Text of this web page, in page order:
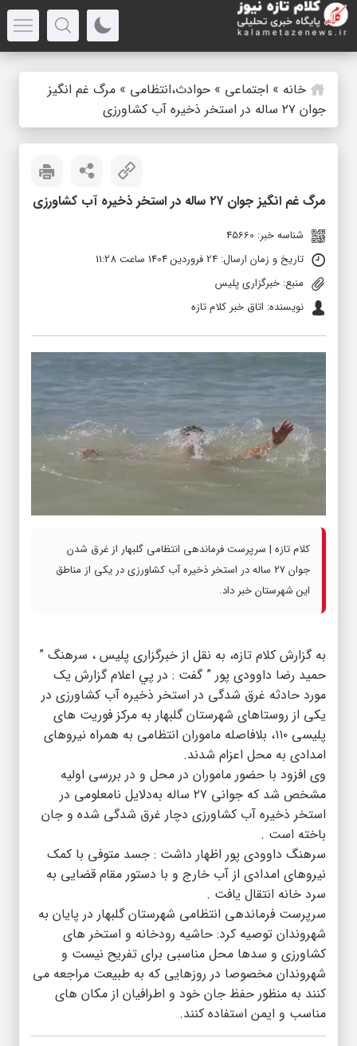
خانه » اجتماعی » حوادث،انتظامی » مرگ غم انگیز
جوان ۲۷ ساله در استخر ذخیره آب کشاورزی
مرگ غم انگیز جوان ۲۷ ساله در استخر ذخیره آب کشاورزی
شناسه خبر: 45660
تاریخ و زمان ارسال: 24 فروردین 1404 ساعت 11:28
منبع: خبرگزاری پلیس
نویسنده: اتاق خبر کلام تازه
کلام تازه | سرپرست فرماندهی انتظامی گلبهار از غرق شدن
جوان ۲۷ ساله در استخر ذخیره آب کشاورزی در یکی از مناطق
این شهرستان خبر داد.
به گزارش کلام تازه، به نقل از خبرگزاری پلیس ، سرهنگ ”
حمید رضا داوودی پور ” گفت : در پي اعلام گزارش یک
مورد حادثه غرق شدگی در استخر ذخیره آب کشاورزی در
یکی از روستاهای شهرستان گلبهار به مرکز فوریت های
پلیسی ۱۱۰، بلافاصله ماموران انتظامی به همراه نیروهای
امدادی به محل اعزام شدند.
وی افزود با حضور ماموران در محل و در بررسی اولیه
مشخص شد که جوانی ۲۷ ساله به‌دلایل نامعلومی در
استخر ذخیره آب کشاورزی دچار غرق شدگی شده و جان
باخته است .
سرهنگ داوودی پور اظهار داشت : جسد متوفی با کمک
نیروهای امدادی از آب خارج و با دستور مقام قضایی به
سرد خانه انتقال یافت .
سرپرست فرماندهی انتظامی شهرستان گلبهار در پایان به
شهروندان توصیه کرد: حاشیه رودخانه و استخر های
کشاورزی و سدها محل مناسبی برای تفریح نیست و
شهروندان مخصوصا در روزهایی که به طبیعت مراجعه می
کنند به منظور حفظ جان خود و اطرافیان از مکان های
مناسب و ایمن استفاده کنند.